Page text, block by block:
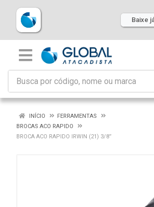
Baixe
INÍCIO
FERRAMENTAS
BROCAS ACO RAPIDO
BROCA ACO RAPIDO IRWIN (21) 3/8”